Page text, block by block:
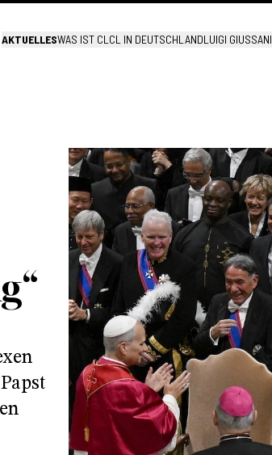
AKTUELLESWAS IST CL CL IN DEUTSCHLANDLUIGI GIUSSANI